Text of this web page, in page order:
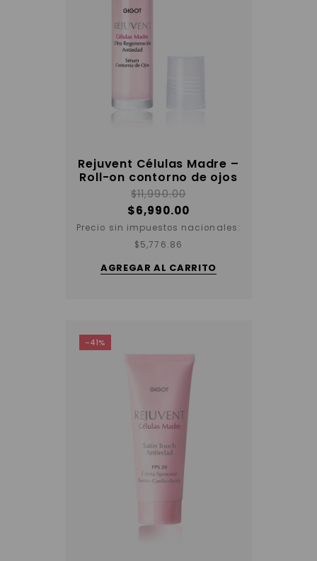
Rejuvent Células Madre –
Roll-on contorno de ojos
$11,990.00
$6,990.00
Precio sin impuestos nacionales:
$5,776.86
AGREGAR AL CARRITO
-41%